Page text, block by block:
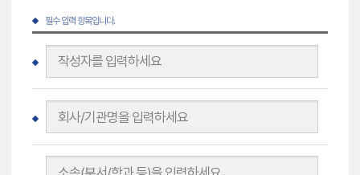
필수 입력 항목입니다.